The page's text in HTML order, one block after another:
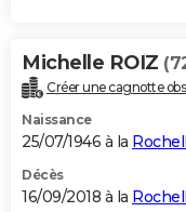
Michelle ROIZ
Créer une cagnotte
Naissance
25/07/1946 à la
Décès
16/09/2018 à la